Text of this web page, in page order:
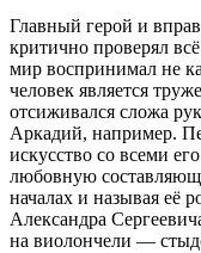
Главный герой и
критично проверял
мир воспринимал не
человек является
отсиживался сложа
Аркадий, например.
искусство со всеми
любовную
началах и называя её
Александра
на виолончели —